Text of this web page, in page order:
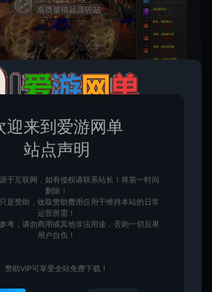
享永久会员下载，请先
理由退换！请一定确认无误再购买赞
受，请勿赞助！ 客服QQ：3391007258
收藏 (0) 点赞 (
迎来到爱游网单
站点声明
于互联网，如有侵权请联系站长！将第一时间
删除！
是赞助，收取赞助费用仅用于维持本站的日常
运营所需！
考，请勿商用或其他非法用途，否则一切后果
用户自负！
赞助VIP可享受全站免费下载！